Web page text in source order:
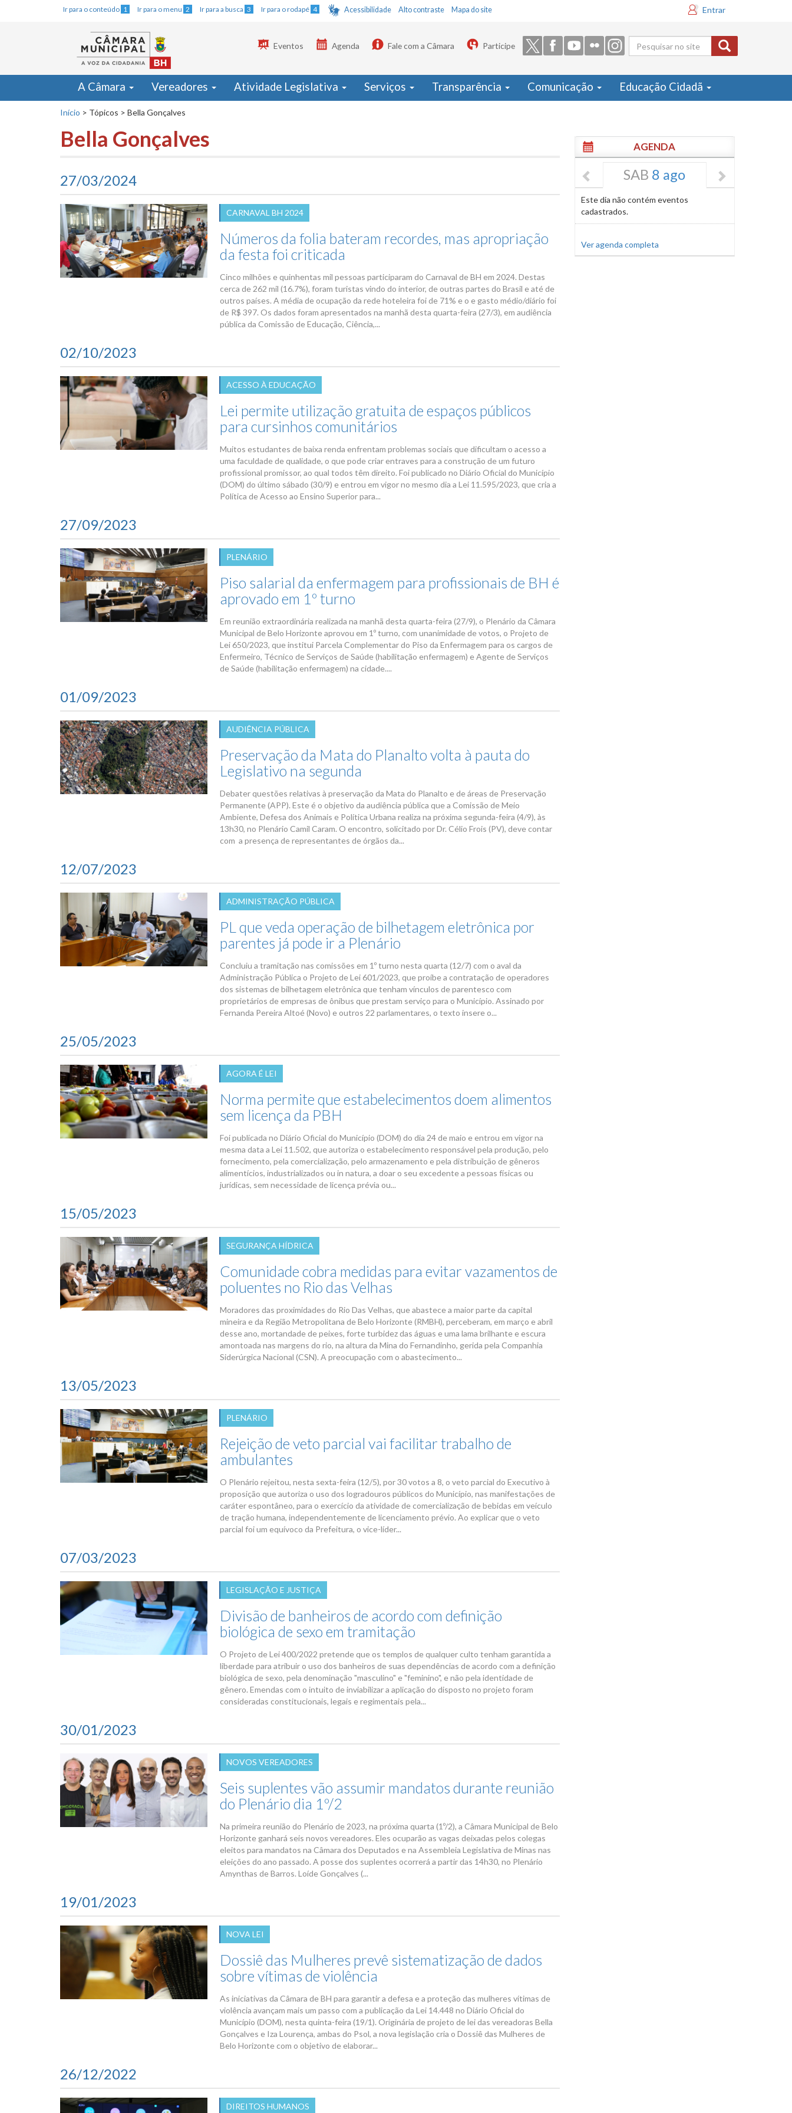
Ir para o conteúdo 1 Ir para o menu 2 Ir para a busca 3 Ir para o rodapé 4 Acessibilidade Alto contraste Mapa do site Entrar
Formulário
de busca
Eventos Agenda Fale com a Câmara Participe
A Câmara Vereadores Atividade Legislativa Serviços Transparência Comunicação Educação Cidadã
Início > Tópicos > Bella Gonçalves
Bella Gonçalves
27/03/2024
CARNAVAL BH 2024
Números da folia bateram recordes, mas apropriação
da festa foi criticada
Cinco milhões e quinhentas mil pessoas participaram do Carnaval de BH em 2024. Destas
cerca de 262 mil (16.7%), foram turistas vindo do interior, de outras partes do Brasil e até de
outros países. A média de ocupação da rede hoteleira foi de 71% e o e gasto médio/diário foi
de R$ 397. Os dados foram apresentados na manhã desta quarta-feira (27/3), em audiência
pública da Comissão de Educação, Ciência,...
02/10/2023
ACESSO À EDUCAÇÃO
Lei permite utilização gratuita de espaços públicos
para cursinhos comunitários
Muitos estudantes de baixa renda enfrentam problemas sociais que dificultam o acesso a
uma faculdade de qualidade, o que pode criar entraves para a construção de um futuro
profissional promissor, ao qual todos têm direito. Foi publicado no Diário Oficial do Município
(DOM) do último sábado (30/9) e entrou em vigor no mesmo dia a Lei 11.595/2023, que cria a
Política de Acesso ao Ensino Superior para...
27/09/2023
PLENÁRIO
Piso salarial da enfermagem para profissionais de BH é
aprovado em 1º turno
Em reunião extraordinária realizada na manhã desta quarta-feira (27/9), o Plenário da Câmara
Municipal de Belo Horizonte aprovou em 1º turno, com unanimidade de votos, o Projeto de
Lei 650/2023, que institui Parcela Complementar do Piso da Enfermagem para os cargos de
Enfermeiro, Técnico de Serviços de Saúde (habilitação enfermagem) e Agente de Serviços
de Saúde (habilitação enfermagem) na cidade....
01/09/2023
AUDIÊNCIA PÚBLICA
Preservação da Mata do Planalto volta à pauta do
Legislativo na segunda
Debater questões relativas à preservação da Mata do Planalto e de áreas de Preservação
Permanente (APP). Este é o objetivo da audiência pública que a Comissão de Meio
Ambiente, Defesa dos Animais e Política Urbana realiza na próxima segunda-feira (4/9), às
13h30, no Plenário Camil Caram. O encontro, solicitado por Dr. Célio Frois (PV), deve contar
com a presença de representantes de órgãos da...
12/07/2023
ADMINISTRAÇÃO PÚBLICA
PL que veda operação de bilhetagem eletrônica por
parentes já pode ir a Plenário
Concluiu a tramitação nas comissões em 1º turno nesta quarta (12/7) com o aval da
Administração Pública o Projeto de Lei 601/2023, que proíbe a contratação de operadores
dos sistemas de bilhetagem eletrônica que tenham vínculos de parentesco com
proprietários de empresas de ônibus que prestam serviço para o Município. Assinado por
Fernanda Pereira Altoé (Novo) e outros 22 parlamentares, o texto insere o...
25/05/2023
AGORA É LEI
Norma permite que estabelecimentos doem alimentos
sem licença da PBH
Foi publicada no Diário Oficial do Município (DOM) do dia 24 de maio e entrou em vigor na
mesma data a Lei 11.502, que autoriza o estabelecimento responsável pela produção, pelo
fornecimento, pela comercialização, pelo armazenamento e pela distribuição de gêneros
alimentícios, industrializados ou in natura, a doar o seu excedente a pessoas físicas ou
jurídicas, sem necessidade de licença prévia ou...
15/05/2023
SEGURANÇA HÍDRICA
Comunidade cobra medidas para evitar vazamentos de
poluentes no Rio das Velhas
Moradores das proximidades do Rio Das Velhas, que abastece a maior parte da capital
mineira e da Região Metropolitana de Belo Horizonte (RMBH), perceberam, em março e abril
desse ano, mortandade de peixes, forte turbidez das águas e uma lama brilhante e escura
amontoada nas margens do rio, na altura da Mina do Fernandinho, gerida pela Companhia
Siderúrgica Nacional (CSN). A preocupação com o abastecimento...
13/05/2023
PLENÁRIO
Rejeição de veto parcial vai facilitar trabalho de
ambulantes
O Plenário rejeitou, nesta sexta-feira (12/5), por 30 votos a 8, o veto parcial do Executivo à
proposição que autoriza o uso dos logradouros públicos do Município, nas manifestações de
caráter espontâneo, para o exercício da atividade de comercialização de bebidas em veículo
de tração humana, independentemente de licenciamento prévio. Ao explicar que o veto
parcial foi um equívoco da Prefeitura, o vice-líder...
07/03/2023
LEGISLAÇÃO E JUSTIÇA
Divisão de banheiros de acordo com definição
biológica de sexo em tramitação
O Projeto de Lei 400/2022 pretende que os templos de qualquer culto tenham garantida a
liberdade para atribuir o uso dos banheiros de suas dependências de acordo com a definição
biológica de sexo, pela denominação "masculino" e "feminino", e não pela identidade de
gênero. Emendas com o intuito de inviabilizar a aplicação do disposto no projeto foram
consideradas constitucionais, legais e regimentais pela...
30/01/2023
NOVOS VEREADORES
Seis suplentes vão assumir mandatos durante reunião
do Plenário dia 1º/2
Na primeira reunião do Plenário de 2023, na próxima quarta (1º/2), a Câmara Municipal de Belo
Horizonte ganhará seis novos vereadores. Eles ocuparão as vagas deixadas pelos colegas
eleitos para mandatos na Câmara dos Deputados e na Assembleia Legislativa de Minas nas
eleições do ano passado. A posse dos suplentes ocorrerá a partir das 14h30, no Plenário
Amynthas de Barros. Loíde Gonçalves (...
19/01/2023
NOVA LEI
Dossiê das Mulheres prevê sistematização de dados
sobre vítimas de violência
As iniciativas da Câmara de BH para garantir a defesa e a proteção das mulheres vítimas de
violência avançam mais um passo com a publicação da Lei 14.448 no Diário Oficial do
Município (DOM), nesta quinta-feira (19/1). Originária de projeto de lei das vereadoras Bella
Gonçalves e Iza Lourença, ambas do Psol, a nova legislação cria o Dossiê das Mulheres de
Belo Horizonte com o objetivo de elaborar...
26/12/2022
DIREITOS HUMANOS
AGENDA
SAB 8 ago
Este dia não contém eventos
cadastrados.
Ver agenda completa